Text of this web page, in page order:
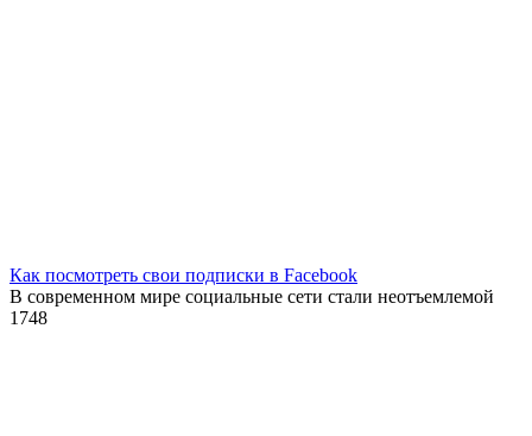
Как посмотреть свои подписки в Facebook
В современном мире социальные сети стали неотъемлемой
1 748